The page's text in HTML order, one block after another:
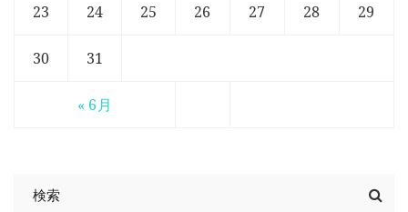
« 6月
23 24 25 26 27 28 29
30 31